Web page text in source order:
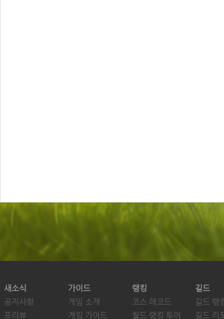
새소식
공지사항
프리뷰
가이드
게임 소개
게임 가이드
랭킹
코스 레코드
월드 랭킹 투어
길드
길드 랭
길드 리